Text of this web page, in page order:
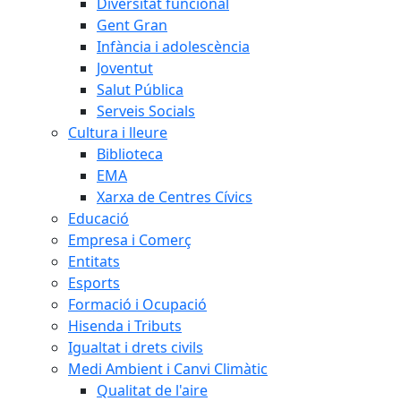
Gent Gran
Infància i adolescència
Joventut
Salut Pública
Serveis Socials
Cultura i lleure
Biblioteca
EMA
Xarxa de Centres Cívics
Educació
Empresa i Comerç
Entitats
Esports
Formació i Ocupació
Hisenda i Tributs
Igualtat i drets civils
Medi Ambient i Canvi Climàtic
Qualitat de l'aire